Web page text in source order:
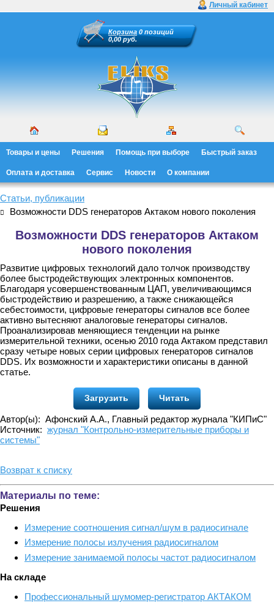
Личный кабинет
Корзина 0 позиций
0,00 руб.
Товары и цены Решения Помощь при выборе Быстрый заказ
Оплата и доставка Сервис Новости О компании
Статьи, публикации
Возможности DDS генераторов Актаком нового поколения
Возможности DDS генераторов Актаком
нового поколения
Развитие цифровых технологий дало толчок производству
более быстродействующих электронных компонентов.
Благодаря усовершенствованным ЦАП, увеличивающимся
быстродействию и разрешению, а также снижающейся
себестоимости, цифровые генераторы сигналов все более
активно вытесняют аналоговые генераторы сигналов.
Проанализировав меняющиеся тенденции на рынке
измерительной техники, осенью 2010 года Актаком представил
сразу четыре новых серии цифровых генераторов сигналов
DDS. Их возможности и характеристики описаны в данной
статье.
Загрузить Читать
Автор(ы): Афонский А.А., Главный редактор журнала "КИПиС"
Источник: журнал "Контрольно-измерительные приборы и
системы"
Возврат к списку
Материалы по теме:
Решения
Измерение соотношения сигнал/шум в радиосигнале
Измерение полосы излучения радиосигналом
Измерение занимаемой полосы частот радиосигналом
На складе
Профессиональный шумомер-регистратор АКТАКОМ